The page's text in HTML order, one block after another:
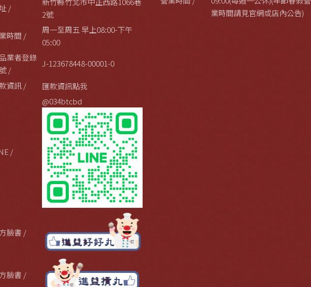
/
2號
時間 /
周一至周五 早上08:00-下午
05:00
業者登錄
/
J-123678448-00001-0
資訊 / 匯款資訊點我
/
@034btcbd
臉書 /
臉書 /
業時間請見官網或店內公告)